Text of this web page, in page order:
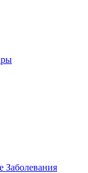
Заболевания